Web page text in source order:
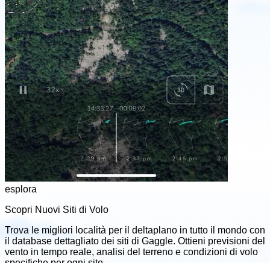
esplora
Scopri Nuovi Siti di Volo
Trova le migliori località per il deltaplano in tutto il mondo con
il database dettagliato dei siti di Gaggle. Ottieni previsioni del
vento in tempo reale, analisi del terreno e condizioni di volo